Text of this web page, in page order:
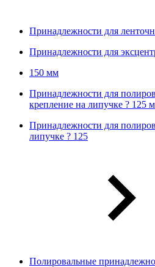
Принадлежности для
Принадлежности для
150 мм
Принадлежности для
крепление на липучке ? 125
Принадлежности для
липучке ? 125
Полировальные